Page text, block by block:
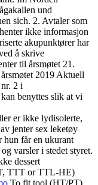
und
sich. 2. Avtaler som
ikke informasjon
akupunktører har
å skrive
til årsmøtet 21.
2019 Aktuell
2 i
benyttes slik at vi
er ikke lydisolerte,
jenter sex leketøy
hun får en ukurant
varsler i stedet styret.
dessert
TTT or TTL-HE)